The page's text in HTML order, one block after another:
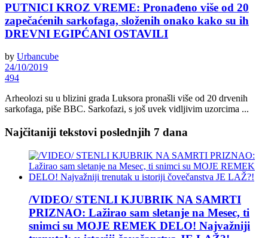
PUTNICI KROZ VREME: Pronađeno više od 20
zapečaćenih sarkofaga, složenih onako kako su ih
DREVNI EGIPĆANI OSTAVILI
by Urbancube
24/10/2019
494
Arheolozi su u blizini grada Luksora pronašli više od 20 drvenih
sarkofaga, piše BBC. Sarkofazi, s još uvek vidljivim uzorcima ...
Najčitaniji tekstovi poslednjih 7 dana
/VIDEO/ STENLI KJUBRIK NA SAMRTI
PRIZNAO: Lažirao sam sletanje na Mesec, ti
snimci su MOJE REMEK DELO! Najvažniji